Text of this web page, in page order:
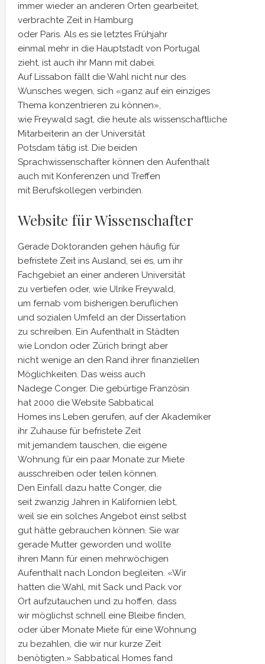
immer wieder an anderen Orten gearbeitet,
verbrachte Zeit in Hamburg
oder Paris. Als es sie letztes Frühjahr
einmal mehr in die Hauptstadt von Portugal
zieht, ist auch ihr Mann mit dabei.
Auf Lissabon fällt die Wahl nicht nur des
Wunsches wegen, sich «ganz auf ein einziges
Thema konzentrieren zu können»,
wie Freywald sagt, die heute als wissenschaftliche
Mitarbeiterin an der Universität
Potsdam tätig ist. Die beiden
Sprachwissenschafter können den Aufenthalt
auch mit Konferenzen und Treffen
mit Berufskollegen verbinden.
Website für Wissenschafter
Gerade Doktoranden gehen häufig für
befristete Zeit ins Ausland, sei es, um ihr
Fachgebiet an einer anderen Universität
zu vertiefen oder, wie Ulrike Freywald,
um fernab vom bisherigen beruflichen
und sozialen Umfeld an der Dissertation
zu schreiben. Ein Aufenthalt in Städten
wie London oder Zürich bringt aber
nicht wenige an den Rand ihrer finanziellen
Möglichkeiten. Das weiss auch
Nadege Conger. Die gebürtige Französin
hat 2000 die Website Sabbatical
Homes ins Leben gerufen, auf der Akademiker
ihr Zuhause für befristete Zeit
mit jemandem tauschen, die eigene
Wohnung für ein paar Monate zur Miete
ausschreiben oder teilen können.
Den Einfall dazu hatte Conger, die
seit zwanzig Jahren in Kalifornien lebt,
weil sie ein solches Angebot einst selbst
gut hätte gebrauchen können. Sie war
gerade Mutter geworden und wollte
ihren Mann für einen mehrwöchigen
Aufenthalt nach London begleiten. «Wir
hatten die Wahl, mit Sack und Pack vor
Ort aufzutauchen und zu hoffen, dass
wir möglichst schnell eine Bleibe finden,
oder über Monate Miete für eine Wohnung
zu bezahlen, die wir nur kurze Zeit
benötigten.» Sabbatical Homes fand